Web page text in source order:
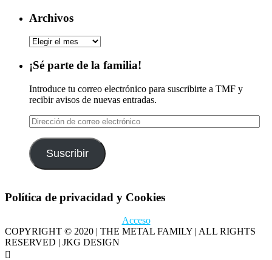
Archivos
Archivos
¡Sé parte de la familia!
Introduce tu correo electrónico para suscribirte a TMF y
recibir avisos de nuevas entradas.
Dirección
de
correo
electrónico
Suscribir
Política de privacidad y Cookies
Acceso
COPYRIGHT © 2020 | THE METAL FAMILY | ALL RIGHTS
RESERVED | JKG DESIGN